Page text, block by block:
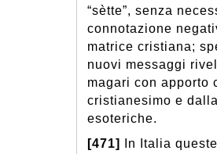
“sètte”, senza
connotazione
matrice cristiana;
nuovi messaggi
magari con apporto
cristianesimo e
esoteriche.
[471]
In Italia